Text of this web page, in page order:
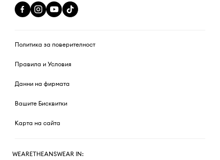
Политика за поверителност
Правила и Условия
Данни на фирмата
Вашите Бисквитки
Карта на сайта
WEARETHEANSWEAR IN: